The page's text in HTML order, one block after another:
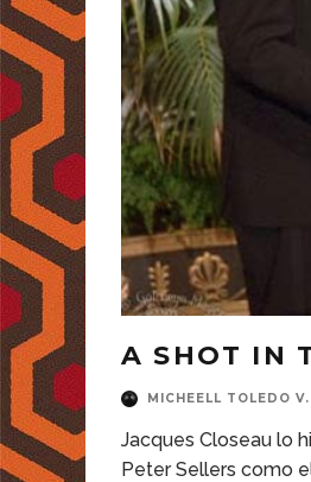
A SHOT IN
MICHEELL TOLEDO V.
Jacques Closeau lo
Peter Sellers como